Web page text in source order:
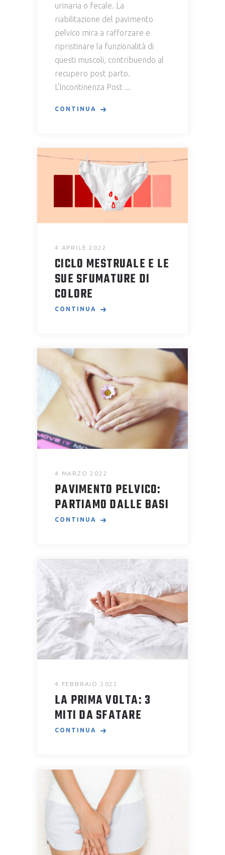
urinaria o fecale. La
riabilitazione del pavimento
pelvico mira a rafforzare e
ripristinare la funzionalità di
questi muscoli, contribuendo al
recupero post parto.
L'Incontinenza Post
CONTINUA
4 APRILE 2022
CICLO MESTRUALE E LE
SUE SFUMATURE DI
COLORE
CONTINUA
4 MARZO 2022
PAVIMENTO PELVICO:
PARTIAMO DALLE BASI
CONTINUA
4 FEBBRAIO 2022
LA PRIMA VOLTA: 3
MITI DA SFATARE
CONTINUA